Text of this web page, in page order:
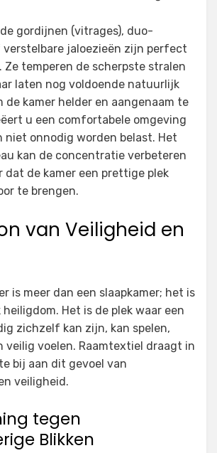
gordijnen (vitrages), duo-
jaloezieën zijn perfect
Ze temperen de scherpste stralen
laten nog voldoende natuurlijk
de kamer helder en aangenaam te
u een comfortabele omgeving
niet onnodig worden belast. Het
kan de concentratie verbeteren
dat de kamer een prettige plek
te brengen.
van Veiligheid en
is meer dan een slaapkamer; het is
Het is de plek waar een
zichzelf kan zijn, kan spelen,
veilig voelen. Raamtextiel draagt in
bij aan dit gevoel van
veiligheid.
tegen
Blikken